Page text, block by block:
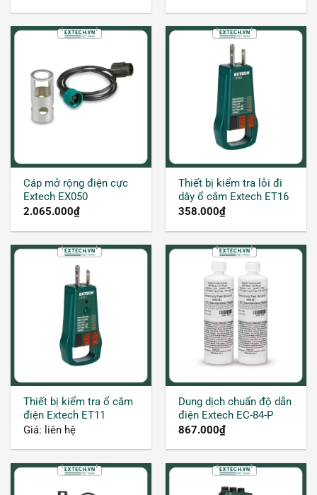
Cáp mở rộng điện cực
Extech EX050
2.065.000₫
Thiết bị kiểm tra lỗi đi
dây ổ cắm Extech ET16
358.000₫
Thiết bị kiểm tra ổ cắm
điện Extech ET11
Giá: liên hệ
Dung dịch chuẩn độ dẫn
điện Extech EC-84-P
867.000₫